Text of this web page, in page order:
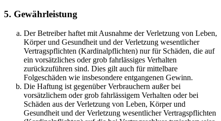
5. Gewährleistung
Der Betreiber haftet mit Ausnahme der Verletzung von Leben,
Körper und Gesundheit und der Verletzung wesentlicher
Vertragspflichten (Kardinalpflichten) nur für Schäden, die auf
ein vorsätzliches oder grob fahrlässiges Verhalten
zurückzuführen sind. Dies gilt auch für mittelbare
Folgeschäden wie insbesondere entgangenen Gewinn.
Die Haftung ist gegenüber Verbrauchern außer bei
vorsätzlichem oder grob fahrlässigem Verhalten oder bei
Schäden aus der Verletzung von Leben, Körper und
Gesundheit und der Verletzung wesentlicher Vertragspflichten